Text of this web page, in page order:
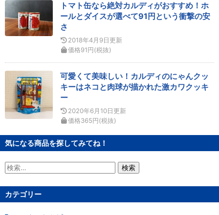
トマト缶なら絶対カルディがおすすめ！ホ
ールとダイスが選べて91円という衝撃の安
さ
2018年4月9日更新
価格91円(税抜)
可愛くて美味しい！カルディのにゃんクッ
キーはネコと肉球が描かれた激カワクッキ
ー
2020年6月10日更新
価格365円(税抜)
気になる商品を探してみてね！
検
カテゴリー